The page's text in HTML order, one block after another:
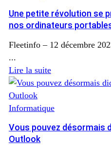
Une petite révolution se
nos ordinateurs
Fleetinfo – 12 décembre
...
Lire la suite
Informatique
Vous pouvez désormais
Outlook